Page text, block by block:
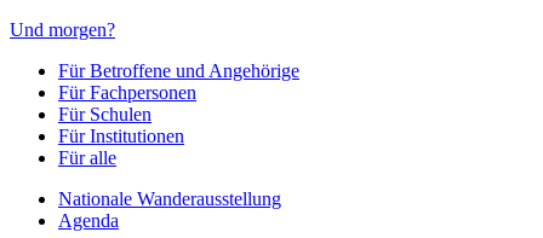
Und morgen?
Für Betroffene und Angehörige
Für Fachpersonen
Für Schulen
Für Institutionen
Für alle
Nationale Wanderausstellung
Agenda